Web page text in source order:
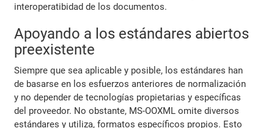
interoperatibidad de los documentos.
Apoyando a los estándares abiertos
preexistente
Siempre que sea aplicable y posible, los estándares han
de basarse en los esfuerzos anteriores de normalización
y no depender de tecnologías propietarias y específicas
del proveedor. No obstante, MS-OOXML omite diversos
estándares y utiliza, formatos específicos propios. Esto